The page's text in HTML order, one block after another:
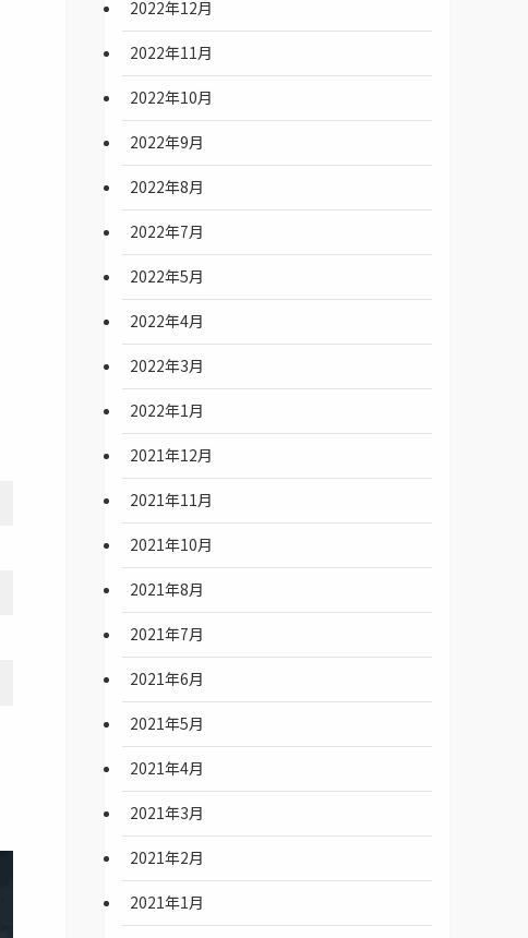
2022年12月
2022年11月
2022年10月
2022年9月
2022年8月
2022年7月
2022年5月
2022年4月
2022年3月
2022年1月
2021年12月
2021年11月
2021年10月
2021年8月
2021年7月
2021年6月
2021年5月
2021年4月
2021年3月
2021年2月
2021年1月